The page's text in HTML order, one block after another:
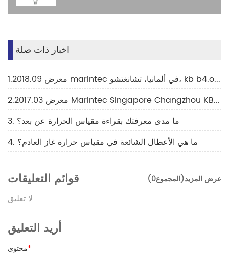
اخبار ذات صلة
1.2018.09 معرض marintec في ألمانيا، تشانغتشو، kb b4.og.317
2.2017.03 معرض Marintec Singapore Changzhou KB B-K36H
3. ما مدى معرفتك بقراءة مقياس الحرارة عن بعد؟
4. ما هي الأعطال الشائعة في مقياس حرارة غاز العادم؟
عرض المزيد(المجموع0) قوائم التعليقات
لا تعليق
أريد التعليق
محتوى*